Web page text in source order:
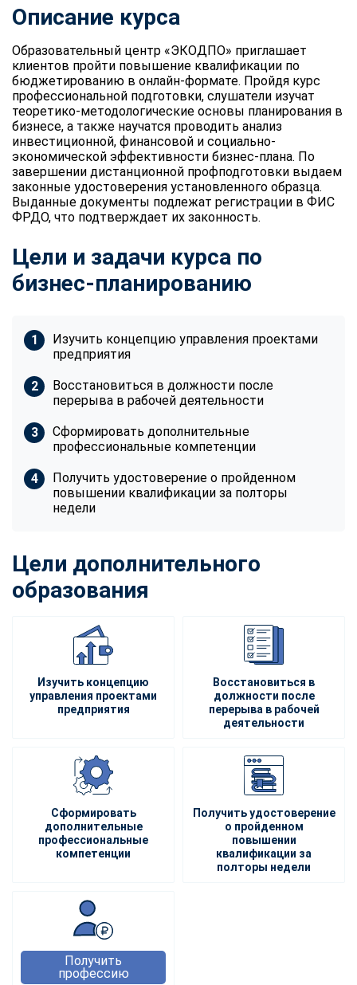
Описание курса
Образовательный центр «ЭКОДПО» приглашает
клиентов пройти повышение квалификации по
бюджетированию в онлайн-формате. Пройдя курс
профессиональной подготовки, слушатели изучат
теоретико-методологические основы планирования в
бизнесе, а также научатся проводить анализ
инвестиционной, финансовой и социально-
экономической эффективности бизнес-плана. По
завершении дистанционной профподготовки выдаем
законные удостоверения установленного образца.
Выданные документы подлежат регистрации в ФИС
ФРДО, что подтверждает их законность.
Цели и задачи курса по
бизнес-планированию
Изучить концепцию управления проектами
предприятия
Восстановиться в должности после
перерыва в рабочей деятельности
Сформировать дополнительные
профессиональные компетенции
Получить удостоверение о пройденном
повышении квалификации за полторы
недели
Цели дополнительного
образования
Изучить концепцию
управления проектами
предприятия
Восстановиться в
должности после
перерыва в рабочей
деятельности
Сформировать
дополнительные
профессиональные
компетенции
Получить удостоверение
о пройденном
повышении
квалификации за
полторы недели
Получить
профессию